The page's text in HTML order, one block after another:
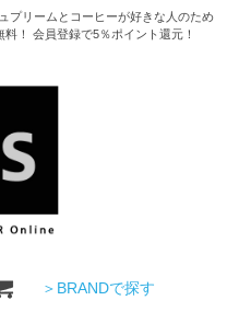
プリームとコーヒーが好きな人のため
！ 会員登録で5％ポイント還元！
＞BRANDで探す